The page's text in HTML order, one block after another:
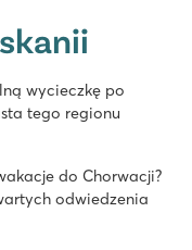
wycieczkę po
tego regionu
do Chorwacji?
odwiedzenia